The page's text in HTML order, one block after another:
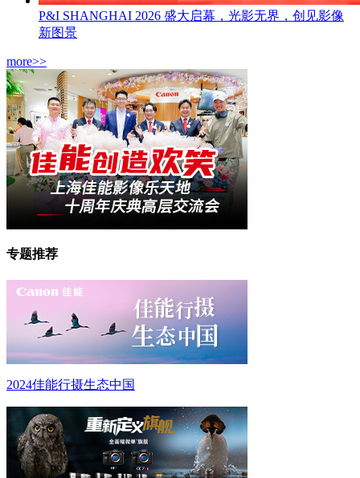
P&I SHANGHAI 2026 盛大启幕，光影无界，创见影像
新图景
more>>
专题推荐
2024佳能行摄生态中国